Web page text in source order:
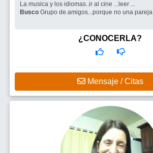
La musica y los idiomas..ir al cine ...leer ...
Busco Grupo de.amigos...porque no una pareja
¿CONOCERLA?
Mensaje / Citas